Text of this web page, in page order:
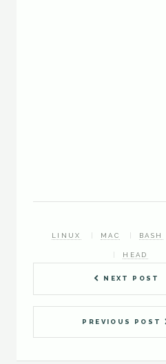
NEXT POST
PREVIOUS POST
LINUX MAC BASH
HEAD